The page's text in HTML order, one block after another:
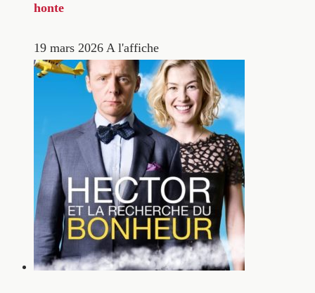
honte
19 mars 2026 A l'affiche